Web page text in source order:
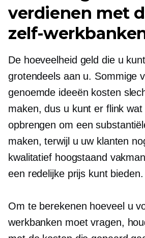
verdienen met
zelf-
De hoeveelheid geld die u
grotendeels aan u. Sommige
genoemde ideeën kosten
maken, dus u kunt er flink
opbrengen om een
maken, terwijl u uw klanten
kwalitatief hoogstaand
een redelijke prijs kunt bieden.
Om te berekenen hoeveel u
werkbanken moet vragen,